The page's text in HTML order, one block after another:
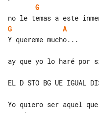
G
G
A
ay que yo lo haré por
EL D STO BG UE IGUAL
Yo quiero ser aquel